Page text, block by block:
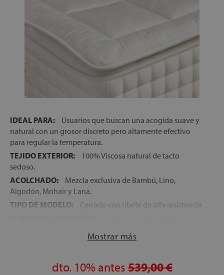
IDEAL PARA:
Usuarios que buscan una acogida suave y
natural con un grosor discreto pero altamente efectivo
para regular la temperatura.
TEJIDO EXTERIOR:
100% Viscosa natural de tacto
sedoso.
ACOLCHADO:
Mezcla exclusiva de Bambú, Lino,
Algodón, Mohair y Lana.
TIPO DE MODELO:
Cerrado con ribete de alta resistencia.
ALTURA TOTAL:
+/- 4 cm.
Mostrar más
dto. 10% antes539,00 €